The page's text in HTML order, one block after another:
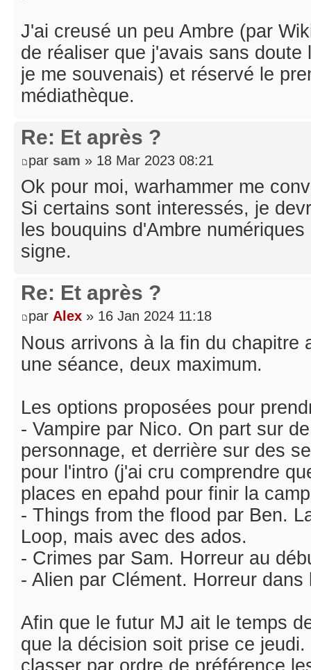
J'ai creusé un peu Ambre (par
de réaliser que j'avais sans
je me souvenais) et réservé le
médiathèque.
Re: Et après ?
par sam » 18 Mar 2023 08:21
Ok pour moi, warhammer me
Si certains sont interessés, je
les bouquins d'Ambre
signe.
Re: Et après ?
par Alex » 16 Jan 2024 11:18
Nous arrivons à la fin du chapitre
une séance, deux maximum.
Les options proposées pour
- Vampire par Nico. On part sur
personnage, et derrière sur des
pour l'intro (j'ai cru comprendre
places en epahd pour finir la
- Things from the flood par Ben.
Loop, mais avec des ados.
- Crimes par Sam. Horreur au
- Alien par Clément. Horreur dans
Afin que le futur MJ ait le temps
que la décision soit prise ce
classer par ordre de préférence